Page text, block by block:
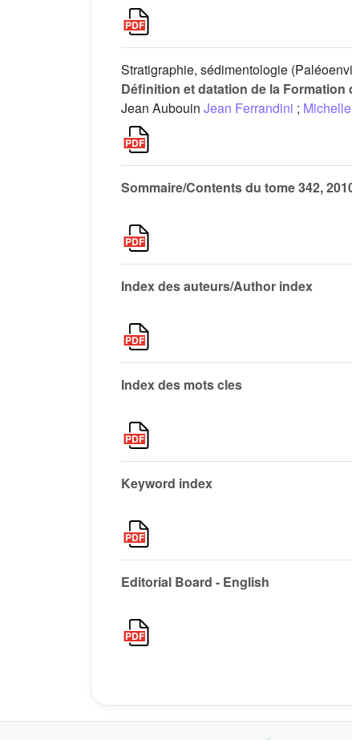
Stratigraphie, sédimentologie
Définition et datation de la Formation
Jean Aubouin Jean Ferrandini ;
Sommaire/Contents du tome 342,
Index des auteurs/Author index
Index des mots cles
Keyword index
Editorial Board - English